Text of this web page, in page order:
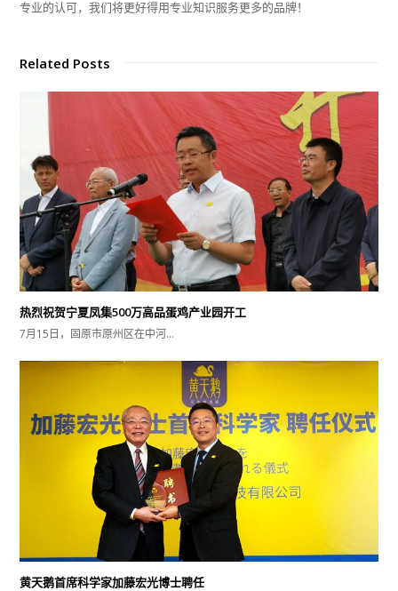
专业的认可，我们将更好得用专业知识服务更多的品牌！
Related Posts
热烈祝贺宁夏凤集500万高品蛋鸡产业园开工
7月15日，固原市原州区在中河…
黄天鹅首席科学家加藤宏光博士聘任